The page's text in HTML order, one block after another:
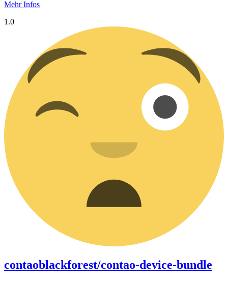
Mehr Infos
1.0
contaoblackforest/contao-device-bundle